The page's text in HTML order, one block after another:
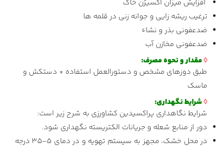
افزایش میزان اکسیژن خاک
ترغیب ریشه زایی و جوانه زنی در قلمه ها
ضدعفونی بذر و نشاء
ضدعفونی مخازن آب
◊مقدار و نحوه مصرف:
طبق دوزهای مشخص و دستورالعمل استفاده + دستکش و
ماسک
◊شرایط نگهداری:
شرایط نگاهداری پراکسیدین کشاورزی به شرح زیر است:
دور از منابع شعله و جریانات الکتریسته نگهداری شود.
در محل خشک، مجهز به سیستم تهویه و در دمای ۵-۳۵ درجه